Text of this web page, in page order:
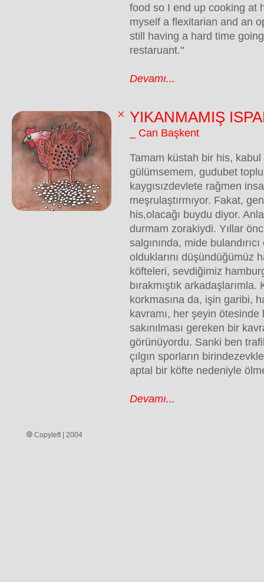
food so I end up cooking at
myself a flexitarian and an
still having a hard time
restaruant."
Devamı...
YIKANMAMIŞ
_ Can Başkent
Tamam küstah bir his, kabul
gülümsemem, gudubet
kaygısızdevlete rağmen
meşrulaştırmıyor. Fakat,
his,olacağı buydu diyor.
durmam zorakiydi. Yıllar
salgınında, mide
olduklarını düşündüğümüz
köfteleri, sevdiğimiz
bırakmıştık
korkmasına da, işin garibi,
kavramı, her şeyin ötesinde
sakınılması gereken bir
görünüyordu. Sanki ben
çılgın sporların
aptal bir köfte nedeniyle
Devamı...
Copyleft | 2004